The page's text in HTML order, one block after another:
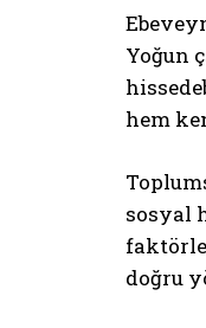
Yoğun
hem
sosyal
doğru